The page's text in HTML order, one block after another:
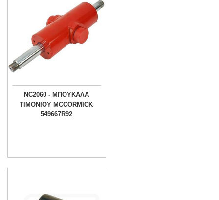
NC2060 - ΜΠΟΥΚΑΛΑ
ΤΙΜΟΝΙΟΥ MCCORMICK
549667R92